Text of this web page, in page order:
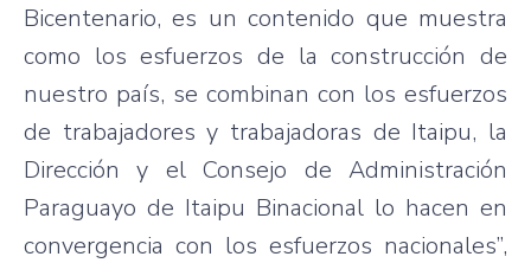
Bicentenario, es un contenido que muestra
como los esfuerzos de la construcción de
nuestro país, se combinan con los esfuerzos
de trabajadores y trabajadoras de Itaipu, la
Dirección y el Consejo de Administración
Paraguayo de Itaipu Binacional lo hacen en
convergencia con los esfuerzos nacionales”,